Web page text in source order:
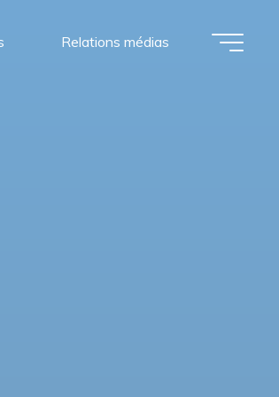
Relations médias